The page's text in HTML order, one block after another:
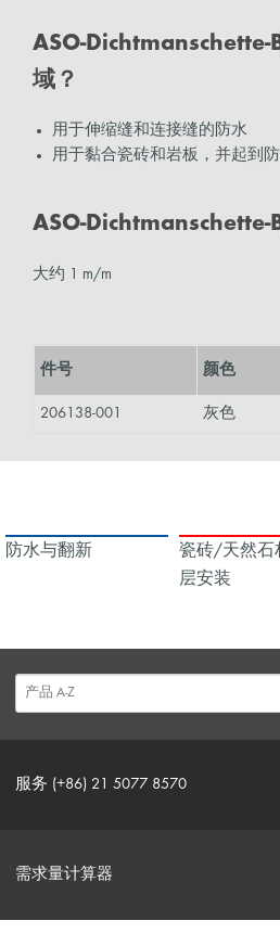
ASO-Dichtmanschette-
域？
用于伸缩缝和连接缝的防水
用于黏合瓷砖和岩板，并起到
ASO-Dichtmanschette-
大约 1 m/m
件号 颜色
206138-001 灰色
防水与翻新
瓷砖/天然石
层安装
服务 (+86) 21 5077 8570
需求量计算器